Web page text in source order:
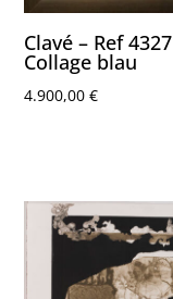
Clavé – Ref 4327
Collage blau
4.900,00€